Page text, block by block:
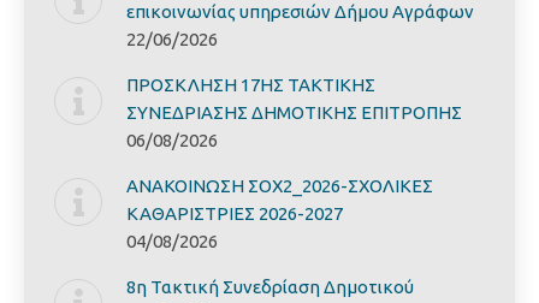
επικοινωνίας υπηρεσιών Δήμου Αγράφων
22/06/2026
ΠΡΟΣΚΛΗΣΗ 17ΗΣ ΤΑΚΤΙΚΗΣ
ΣΥΝΕΔΡΙΑΣΗΣ ΔΗΜΟΤΙΚΗΣ ΕΠΙΤΡΟΠΗΣ
06/08/2026
ΑΝΑΚΟΙΝΩΣΗ ΣΟΧ2_2026-ΣΧΟΛΙΚΕΣ
ΚΑΘΑΡΙΣΤΡΙΕΣ 2026-2027
04/08/2026
8η Τακτική Συνεδρίαση Δημοτικού